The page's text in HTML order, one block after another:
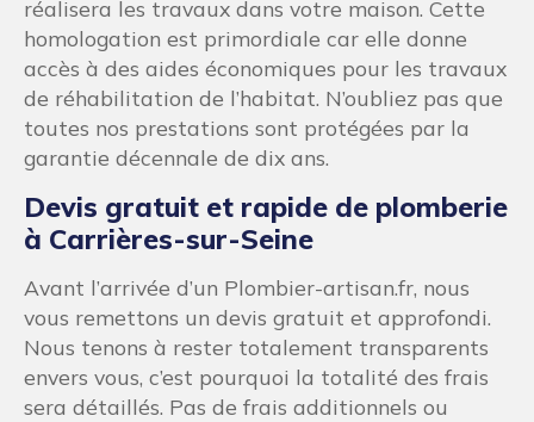
réalisera les travaux dans votre maison. Cette
homologation est primordiale car elle donne
accès à des aides économiques pour les travaux
de réhabilitation de l’habitat. N’oubliez pas que
toutes nos prestations sont protégées par la
garantie décennale de dix ans.
Devis gratuit et rapide de plomberie
à Carrières-sur-Seine
Avant l’arrivée d’un Plombier-artisan.fr, nous
vous remettons un devis gratuit et approfondi.
Nous tenons à rester totalement transparents
envers vous, c’est pourquoi la totalité des frais
sera détaillés. Pas de frais additionnels ou